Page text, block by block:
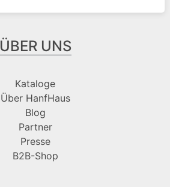
ÜBER UNS
Kataloge
Über HanfHaus
Blog
Partner
Presse
B2B-Shop